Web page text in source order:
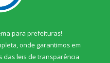
para prefeituras!
onde garantimos em
das leis de transparência